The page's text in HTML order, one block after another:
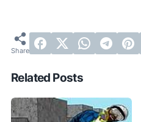
Related Posts